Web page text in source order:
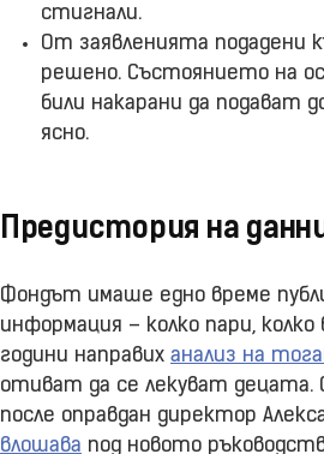
стигнали.
От заявленията подадени
решено. Състоянието на
били накарани да подават
ясно.
Предистория на
Фондът имаше едно време
информация – колко пари,
години направих анализ на
отиват да се лекуват децата.
после оправдан директор
влошава под новото